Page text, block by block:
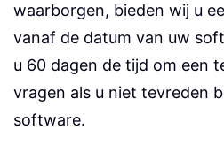
waarborgen, bieden wij u
vanaf de datum van uw
u 60 dagen de tijd om een
vragen als u niet tevreden
software.